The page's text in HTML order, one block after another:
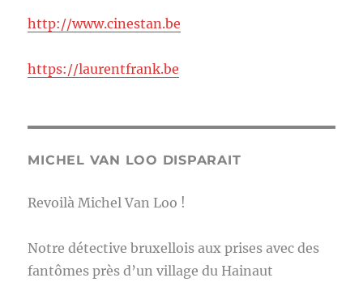
http://www.cinestan.be
https://laurentfrank.be
MICHEL VAN LOO DISPARAIT
Revoilà Michel Van Loo !
Notre détective bruxellois aux prises avec des
fantômes près d’un village du Hainaut